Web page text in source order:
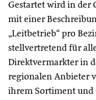
Gestartet wird in der
mit einer
„Leitbetrieb“ pro
stellvertretend für
Direktvermarkter in
regionalen Anbieter
ihrem Sortiment und